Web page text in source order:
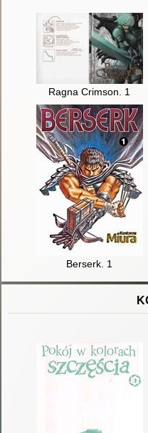
Ragna Crimson. 1
Berserk. 1